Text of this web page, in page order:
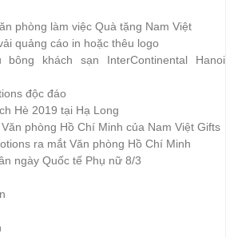
phòng làm việc Quà tặng Nam Việt
quảng cáo in hoặc thêu logo
khách sạn InterContinental Hanoi
độc đáo
Hè 2019 tại Hạ Long
phòng Hồ Chí Minh của Nam Việt Gifts
ra mắt Văn phòng Hồ Chí Minh
ngày Quốc tế Phụ nữ 8/3